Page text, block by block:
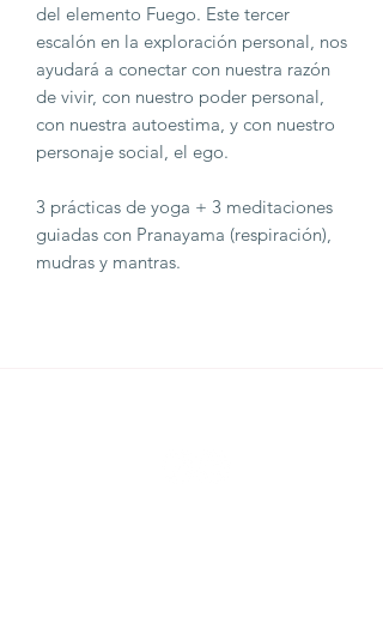
del elemento Fuego. Este tercer
escalón en la exploración personal, nos
ayudará a conectar con nuestra razón
de vivir, con nuestro poder personal,
con nuestra autoestima, y con nuestro
personaje social, el ego.
3 prácticas de yoga + 3 meditaciones
guiadas con Pranayama (respiración),
mudras y mantras.